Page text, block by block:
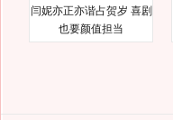
闫妮亦正亦谐占贺岁 喜剧
也要颜值担当